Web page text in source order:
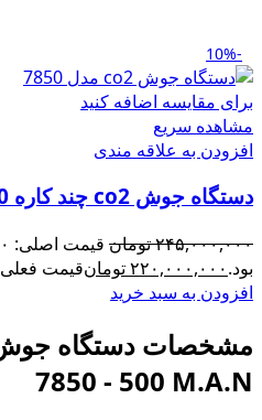
-10%
برای مقایسه اضافه کنید
مشاهده سریع
افزودن به علاقه مندی
دستگاه جوش co2 چند کاره 500 آمپر وینر مدل 7850
۲۴۵,۰۰۰,۰۰۰تومان
بود.۲۲۰,۰۰۰,۰۰۰تومانقیمت فعلی: ۲۲۰,۰۰۰,۰۰۰
افزودن به سبد خرید
7850 - 500 M.A.N